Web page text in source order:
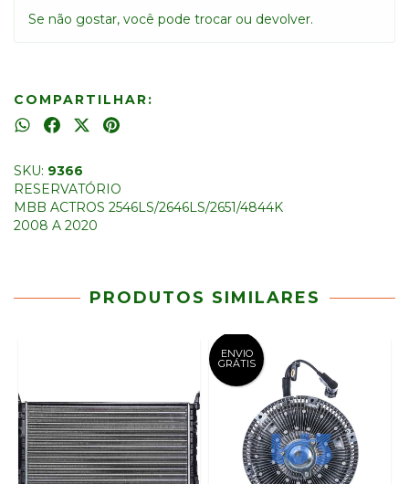
Se não gostar, você pode trocar ou devolver.
COMPARTILHAR:
SKU: 9366
RESERVATÓRIO
MBB ACTROS 2546LS/2646LS/2651/4844K
2008 A 2020
PRODUTOS SIMILARES
ENVIO
GRÁTIS